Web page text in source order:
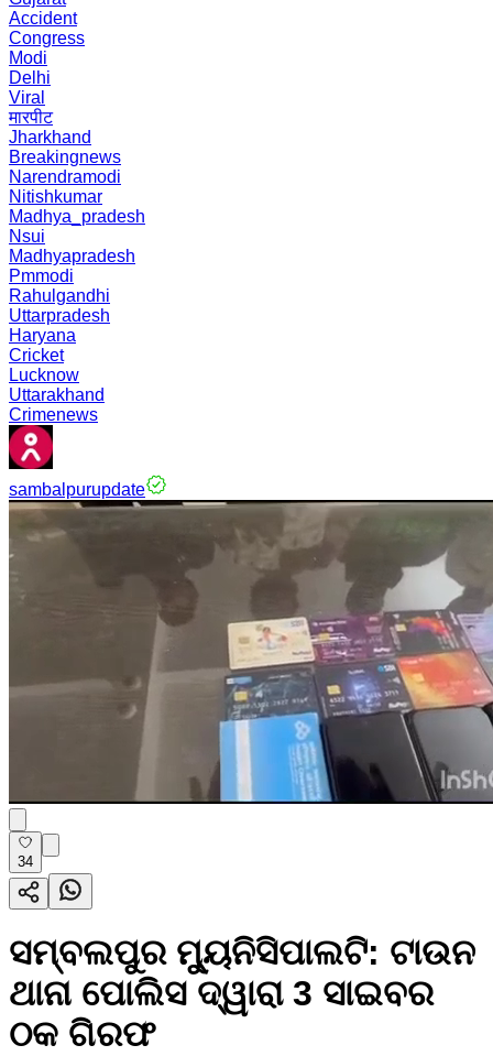
Accident
Congress
Modi
Delhi
Viral
मारपीट
Jharkhand
Breakingnews
Narendramodi
Nitishkumar
Madhya_pradesh
Nsui
Madhyapradesh
Pmmodi
Rahulgandhi
Uttarpradesh
Haryana
Cricket
Lucknow
Uttarakhand
Crimenews
sambalpurupdate
34
ସମ୍ବଲପୁର ମ୍ୟୁନିସିପାଲଟି: ଟାଉନ
ଥାନା ପୋଲିସ ଦ୍ୱାରା 3 ସାଇବର
ଠକ ଗିରଫ